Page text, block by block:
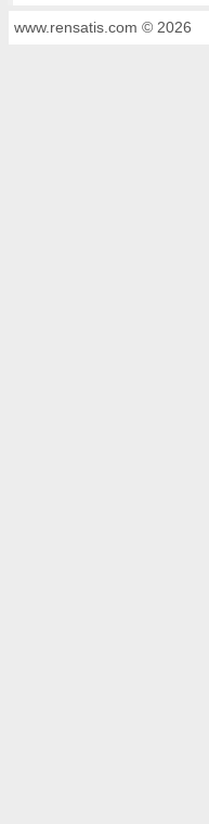
www.rensatis.com © 2026